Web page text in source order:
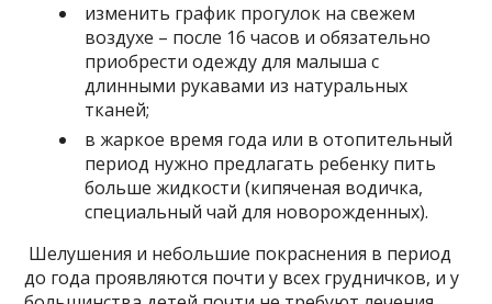
изменить график прогулок на свежем
воздухе – после 16 часов и обязательно
приобрести одежду для малыша с
длинными рукавами из натуральных
тканей;
в жаркое время года или в отопительный
период нужно предлагать ребенку пить
больше жидкости (кипяченая водичка,
специальный чай для новорожденных).
Шелушения и небольшие покраснения в период
до года проявляются почти у всех грудничков, и у